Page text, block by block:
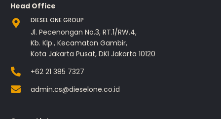
Head Office
DIESEL ONE GROUP
Jl. Pecenongan No.3, RT.1/RW.4,
Kb. Klp., Kecamatan Gambir,
Kota Jakarta Pusat, DKI Jakarta 10120
+62 21 385 7327
admin.cs@dieselone.co.id